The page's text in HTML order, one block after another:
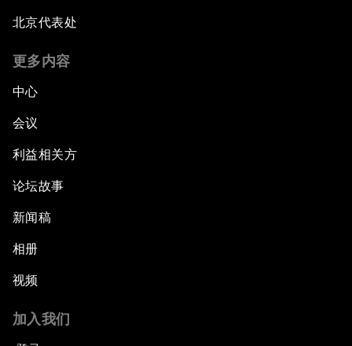
北京代表处
更多内容
中心
会议
利益相关方
论坛故事
新闻稿
相册
视频
加入我们